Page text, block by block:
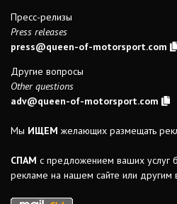
Пресс-релизы
Press releases
press@queen-of-motorsport.com
Другие вопросы
Other questions
adv@queen-of-motorsport.com
Мы ИЩЕМ желающих размещать
СПАМ с предложением ваших услуг
рекламе на нашем сайте или другим